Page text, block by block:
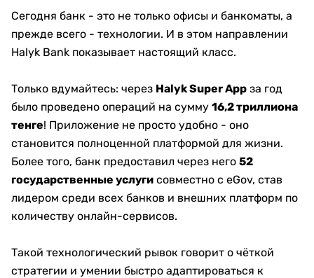
Сегодня банк - это не только офисы и банкоматы, а
прежде всего - технологии. И в этом направлении
Halyk Bank показывает настоящий класс.
Только вдумайтесь: через Halyk Super App за год
было проведено операций на сумму 16,2 триллиона
тенге! Приложение не просто удобно - оно
становится полноценной платформой для жизни.
Более того, банк предоставил через него 52
государственные услуги совместно с eGov, став
лидером среди всех банков и внешних платформ по
количеству онлайн-сервисов.
Такой технологический рывок говорит о чёткой
стратегии и умении быстро адаптироваться к